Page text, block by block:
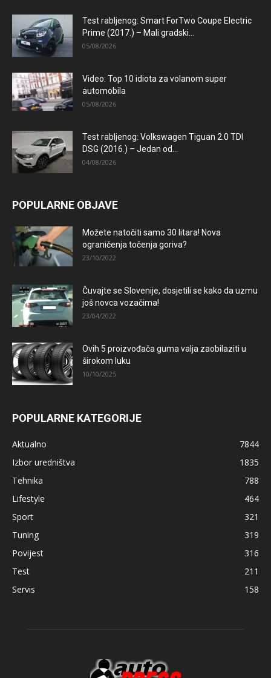
Test rabljenog: Smart ForTwo Coupe Electric
Prime (2017.) – Mali gradski...
05/08/2026
Video: Top 10 idiota za volanom super
automobila
05/08/2026
Test rabljenog: Volkswagen Tiguan 2.0 TDI
DSG (2016.) – Jedan od...
04/08/2026
POPULARNE OBJAVE
Možete natočiti samo 30 litara! Nova
ograničenja točenja goriva?
23/10/2022
Čuvajte se Slovenije, dosjetili se kako da uzmu
još novca vozačima!
23/04/2022
Ovih 5 proizvođača guma valja zaobilaziti u
širokom luku
10/10/2025
POPULARNE KATEGORIJE
Aktualno
7844
Izbor uredništva
1835
Tehnika
788
Lifestyle
464
Sport
321
Tuning
319
Povijest
316
Test
211
Servis
158